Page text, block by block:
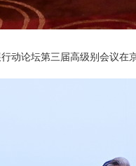
动论坛第三届高级别会议